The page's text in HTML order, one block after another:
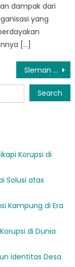
dampak dari
yang
[…]
Sleman Terapkan Sistem Peringatan Dini untuk Kesiapsiagaan Bencana
Search
Korupsi di
Solusi atas
Kampung di Era
di Dunia
Identitas Desa